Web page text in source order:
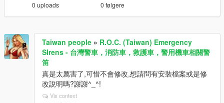
0 uploads 0 følgere
Taiwan people » R.O.C. (Taiwan) Emergency
SIrens - 台灣警車，消防車，救護車，警用機車相關警
笛
真是太厲害了,可惜不會修改,想請問有安裝檔案或是修
改說明嗎?謝謝^_^!
Vis context